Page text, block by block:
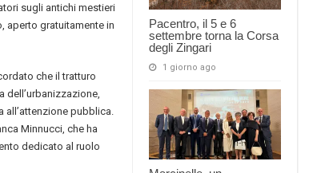
Pacentro, il 5 e 6
settembre torna la Corsa
degli Zingari
1 giorno ago
sugli antichi mestieri
aperto gratuitamente in
che il tratturo
dell’urbanizzazione,
pubblica.
Minnucci, che ha
dedicato al ruolo